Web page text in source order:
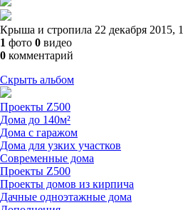
Крыша и стропила 22 декабря 2015,
1 фото 0 видео
0 комментарий
Скрыть альбом
Проекты Z500
Дома до 140м²
Дома с гаражом
Дома для узких участков
Современные дома
Проекты Z500
Проекты домов из кирпича
Дачные одноэтажные дома